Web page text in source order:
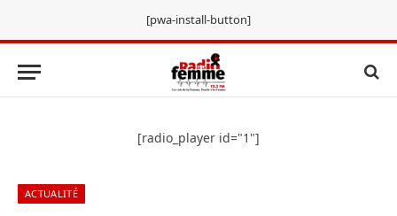
[pwa-install-button]
[radio_player id="1"]
ACTUALITÉ